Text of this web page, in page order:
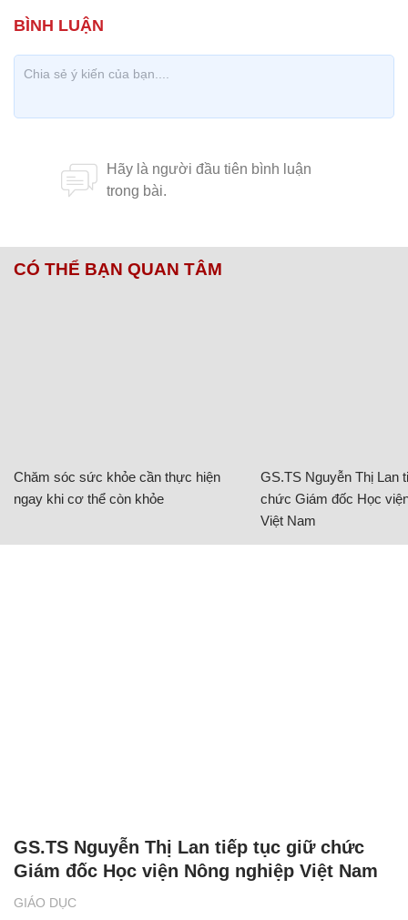
CÓ THỂ BẠN QUAN TÂM
Chăm sóc sức khỏe cần thực hiện
ngay khi cơ thể còn khỏe
GS.TS Nguyễn Thị Lan
chức Giám đốc Học
Việt Nam
GIÁO DỤC
GS.TS Nguyễn Thị Lan tiếp tục giữ chức
Giám đốc Học viện Nông nghiệp Việt Nam